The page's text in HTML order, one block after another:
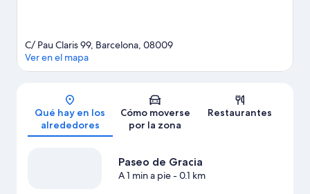
Mapa
C/ Pau Claris 99, Barcelona, 08009
Ver en el mapa
Qué hay en los
alrededores
Cómo moverse
por la zona
Restaurantes
Paseo de Gracia
A 1 min a pie- 0.1 km